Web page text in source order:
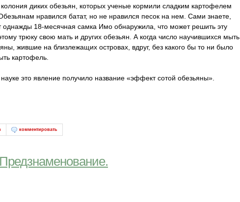
диких обезьян, которых ученые кормили сладким картофелем
нравился батат, но не нравился песок на нем. Сами знаете,
18-месячная самка Имо обнаружила, что может решить эту
трюку свою мать и других обезьян. А когда число научившихся мыть
жившие на близлежащих островах, вдруг, без какого бы то ни было
картофель.
это явление получило название «эффект сотой обезьяны».
комментировать